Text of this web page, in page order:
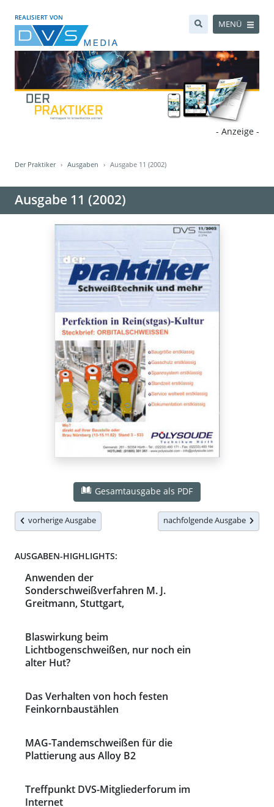
REALISIERT VON
MENÜ
- Anzeige -
Der Praktiker Ausgaben Ausgabe 11 (2002)
Ausgabe 11 (2002)
Gesamtausgabe als PDF
vorherige Ausgabe nachfolgende Ausgabe
AUSGABEN-HIGHLIGHTS:
Anwenden der
Sonderschweißverfahren M. J.
Greitmann, Stuttgart,
Blaswirkung beim
Lichtbogenschweißen, nur noch ein
alter Hut?
Das Verhalten von hoch festen
Feinkornbaustählen
MAG-Tandemschweißen für die
Plattierung aus Alloy B2
Treffpunkt DVS-Mitgliederforum im
Internet